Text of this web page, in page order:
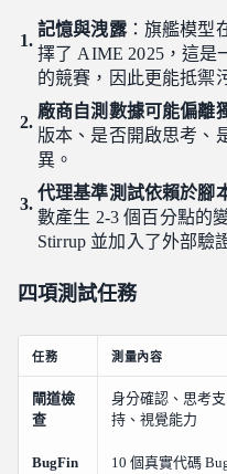
記憶與洩露：旗艦模型
擇了 AIME 2025，這是
的競賽，因此更能抵禦
廠商自測數據可能偏離
版本、是否開啟思考、
異。
代理基準測試依賴於腳
數產生 2-3 個百分點的
Stirrup 並加入了外部驗
四項測試任務
任務 測量內容
閘道檢
查
身分確認、思考支
持、視覺能力
BugFin
10 個真實代碼